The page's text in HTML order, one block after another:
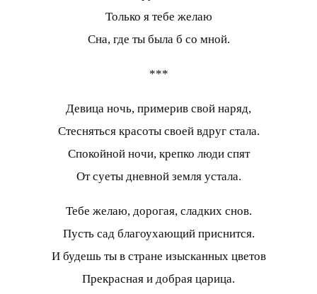
Только я тебе желаю
Сна, где ты была б со мной.
***
Девица ночь, примерив свой наряд,
Стесняться красоты своей вдруг стала.
Спокойной ночи, крепко люди спят
От суеты дневной земля устала.
Тебе желаю, дорогая, сладких снов.
Пусть сад благоухающий приснится.
И будешь ты в стране изысканных цветов
Прекрасная и добрая царица.